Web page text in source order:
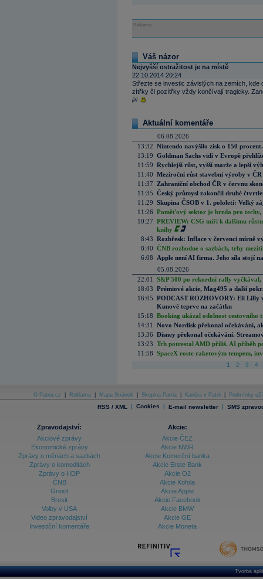
Reklama
Váš názor
Nejvyšší ostražitost je na místě
22.10.2014 20:24
Střezte se investic závislých na zemích,
zítřky či pozítřky vždy končívají tragicky.
jiri
Aktuální komentáře
06.08.2026
13:32 Nintendo navýšilo zisk o 150
13:19 Goldman Sachs vidí v Evropě
11:59 Rychlejší růst, vyšší marže a lepší
11:40 Meziroční růst stavební výroby v
11:37
Zahraniční obchod ČR v červnu
11:35 Český průmysl zakončil druhé
11:29 Skupina ČSOB v 1. pololetí: Velký
11:26 Paměťový sektor je brzda pro techy,
10:27 PREVIEW: CSG míří k dalšímu
knihy
8:43 Rozbřesk: Inflace v červenci mírně
8:40 ČNB rozhodne o sazbách, trhy
6:08
Apple není AI firma. Jeho síla stojí
05.08.2026
22:01
S&P 500 po rekordní rally vyčkával,
18:03 Prémiové akcie, Mag495 a další
16:05 PODCAST ROZHOVORY: Eli Lilly
Kunové teprve na začátku
15:18 Booking ukázal odolnost cestovního
14:31
Novo Nordisk překonal očekávání,
13:36 Disney překonal očekávání.
13:23 Trh potrestal AMD příliš. AI příběh
11:58 SpaceX roste raketovým tempem,
1 2 3 4
O Patria.cz Reklama Mapa Stránek Skupina Patria Kariéra v Patrii Podmínky
RSS / XML | Cookies | E-mail newsletter | SMS
Zpravodajství:
Akciové zprávy
Ekonomické zprávy
Zprávy o měnách a sazbách
Zprávy o komoditách
Zprávy o HDP
ČNB
Grexit
Brexit
Volby v USA
Video zpravodajství
Investiční komentáře
Akcie:
Akcie ČEZ
Akcie NWR
Akcie Komerční banka
Akcie Erste Bank
Akcie O2
Akcie Kofola
Akcie Apple
Akcie Facebook
Akcie BMW
Akcie GE
Akcie Moneta
Tvorba